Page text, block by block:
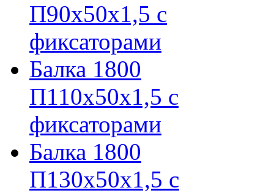
П90х50х1,5 с
фиксаторами
Балка 1800
П110х50х1,5 с
фиксаторами
Балка 1800
П130х50х1,5 с